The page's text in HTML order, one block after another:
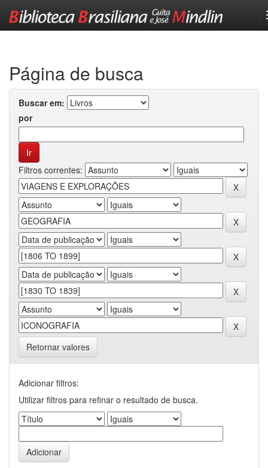
Página de busca
Buscar em:
por
Filtros correntes:
Retornar valores
Adicionar filtros:
Utilizar filtros para refinar o resultado de busca.